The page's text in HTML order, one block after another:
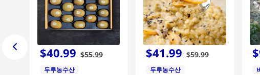
$40.99 $55.99
두루농수산
$41.99 $59.99
두루농수산
$